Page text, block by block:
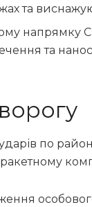
та
напрямку
та
по
ракетному